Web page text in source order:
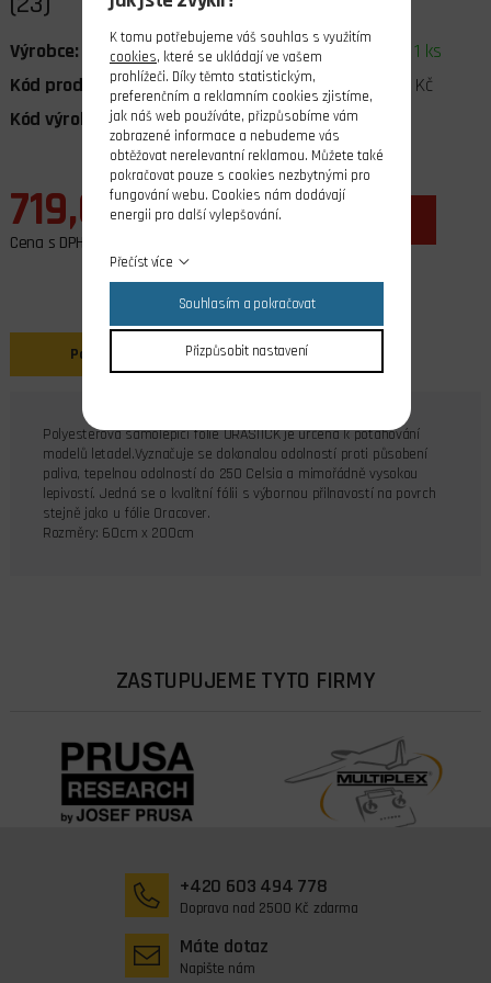
Výrobce: Oracover Dostupnost:
skladem 1 ks
Kód produktu:06015.23 Cena bez DPH:
594,21 Kč
Kód výrobce:5MA200323 DPH:21%
719,00 Kč
Cena s DPH
ks
Popis
Polyesterová samolepící folie ORASTICK je určená k potahování
modelů letadel.Vyznačuje se dokonalou odolností proti působení
paliva, tepelnou odolností do 250 Celsia a mimořádně vysokou
lepivostí. Jedná se o kvalitní fólii s výbornou přilnavostí na povrch
stejně jako u fólie Oracover.
Rozměry: 60cm x 200cm
ZASTUPUJEME TYTO FIRMY
+420 603 494 778
Doprava nad 2500 Kč zdarma
Máte dotaz
Napište nám
K tomu potřebujeme váš souhlas s využitím
cookies, které se ukládají ve vašem
prohlížeči. Díky těmto statistickým,
preferenčním a reklamním cookies zjistíme,
jak náš web používáte, přizpůsobíme vám
zobrazené informace a nebudeme vás
obtěžovat nerelevantní reklamou. Můžete také
pokračovat pouze s cookies nezbytnými pro
fungování webu. Cookies nám dodávají
energii pro další vylepšování.
Přečíst více
Souhlasím a pokračovat
Přizpůsobit nastavení